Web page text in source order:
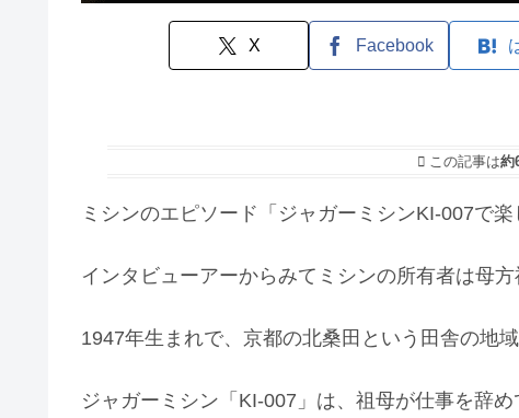
X Facebook
この記事は約
ミシンのエピソード「ジャガーミシンKI-007で
インタビューアーからみてミシンの所有者は母方
1947年生まれで、京都の北桑田という田舎の地
ジャガーミシン「KI-007」は、祖母が仕事を辞